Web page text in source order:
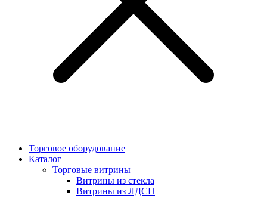
Торговое оборудование
Каталог
Торговые витрины
Витрины из cтекла
Витрины из ЛДСП